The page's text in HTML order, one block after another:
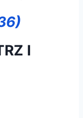
I